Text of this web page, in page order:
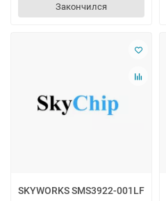
Закончился
SKYWORKS SMS3922-001LF